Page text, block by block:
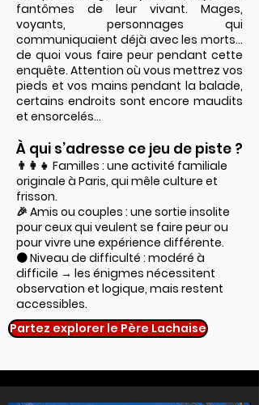
fantômes de leur vivant. Mages,
voyants, personnages qui
communiquaient déjà avec les morts...
de quoi vous faire peur pendant cette
enquête. Attention où vous mettrez vos
pieds et vos mains pendant la balade,
certains endroits sont encore maudits
et ensorcelés...
À qui s’adresse ce jeu de piste ?
👨‍👩‍👧 Familles : une activité familiale
originale à Paris, qui mêle culture et
frisson.
🎉 Amis ou couples : une sortie insolite
pour ceux qui veulent se faire peur ou
pour vivre une expérience différente.
🟠 Niveau de difficulté : modéré à
difficile → les énigmes nécessitent
observation et logique, mais restent
accessibles.
Partez explorer le Père Lachaise